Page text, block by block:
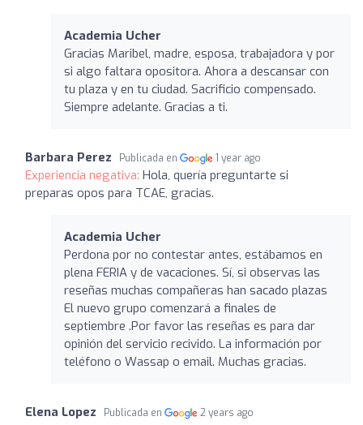
Academia Ucher
Gracias Maribel, madre, esposa, trabajadora y por
si algo faltara opositora. Ahora a descansar con
tu plaza y en tu ciudad. Sacrificio compensado.
Siempre adelante. Gracias a ti.
Barbara Perez Publicada en 1 year ago
Experiencia negativa: Hola, quería preguntarte si
preparas opos para TCAE, gracias.
Academia Ucher
Perdona por no contestar antes, estábamos en
plena FERIA y de vacaciones. Sí, si observas las
reseñas muchas compañeras han sacado plazas
El nuevo grupo comenzará a finales de
septiembre .Por favor las reseñas es para dar
opinión del servicio recivido. La información por
teléfono o Wassap o email. Muchas gracias.
Elena Lopez Publicada en 2 years ago